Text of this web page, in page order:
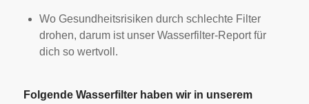
Wo Gesundheitsrisiken durch schlechte Filter
drohen, darum ist unser Wasserfilter-Report für
dich so wertvoll.
Folgende Wasserfilter haben wir in unserem